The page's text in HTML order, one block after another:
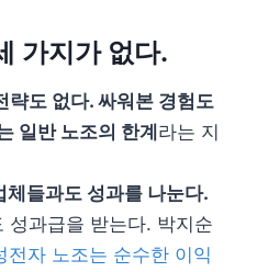
가지가 없다.
략도 없다. 싸워본 경험도
일반 노조의 한계라는 지
들과도 성과를 나눈다.
성과급을 받는다. 박지순
전자 노조는 순수한 이익